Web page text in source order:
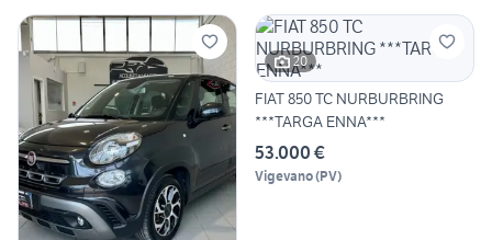
20
FIAT 850 TC NURBURBRING
***TARGA ENNA***
53.000 €
Vigevano(PV)